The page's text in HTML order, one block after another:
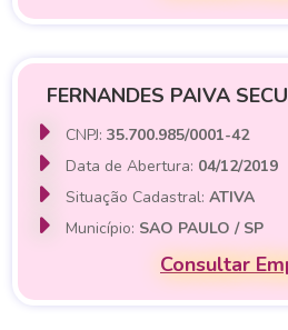
FERNANDES PAIVA
CNPJ:35.700.985/0001-42
Data de Abertura: 04/12/2019
Situação Cadastral:ATIVA
Município: SAO PAULO / SP
Consultar